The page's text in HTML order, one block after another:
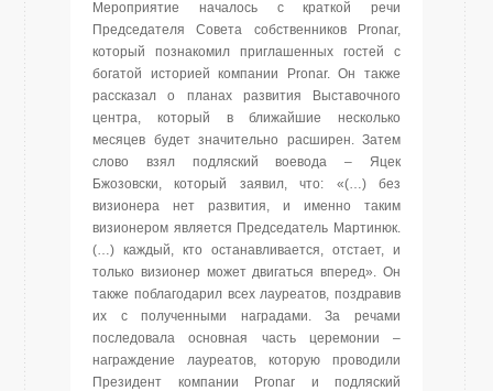
Мероприятие началось с краткой речи
Председателя Совета собственников Pronar,
который познакомил приглашенных гостей с
богатой историей компании Pronar. Он также
рассказал о планах развития Выставочного
центра, который в ближайшие несколько
месяцев будет значительно расширен. Затем
слово взял подляский воевода – Яцек
Бжозовски, который заявил, что: «(…) без
визионера нет развития, и именно таким
визионером является Председатель Мартинюк.
(…) каждый, кто останавливается, отстает, и
только визионер может двигаться вперед». Он
также поблагодарил всех лауреатов, поздравив
их с полученными наградами. За речами
последовала основная часть церемонии –
награждение лауреатов, которую проводили
Президент компании Pronar и подляский